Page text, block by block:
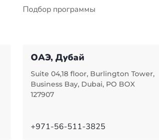
Подбор программы
ОАЭ, Дубай
Suite 04,18 floor, Burlington Tower,
Business Bay, Dubai, PO BOX
127907
+971-56-511-3825